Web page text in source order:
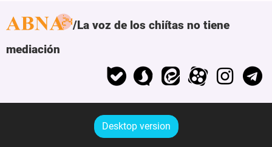
La voz de los chiítas no tiene
mediación
Desktop version